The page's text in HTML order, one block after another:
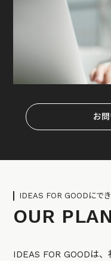
お
IDEAS FOR GOODにで
OUR
IDEAS FOR GOODは